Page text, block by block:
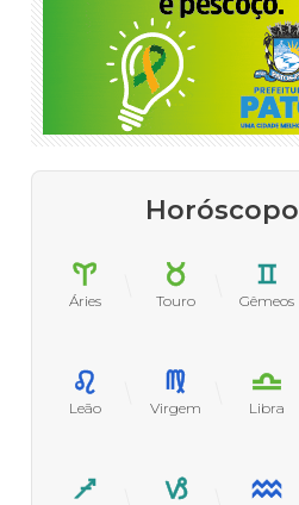
Horóscopo
Áries Touro Gêmeos
Leão Virgem Libra